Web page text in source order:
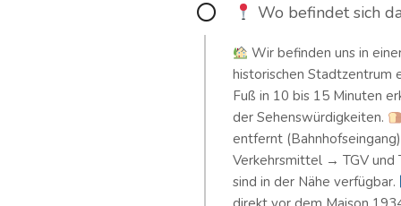
Wo befindet sich
Wir befinden uns in
historischen Stadtzentrum
Fuß in 10 bis 15 Minuten
der Sehenswürdigkeiten.
entfernt
Verkehrsmittel → TGV und
sind in der Nähe verfügbar.